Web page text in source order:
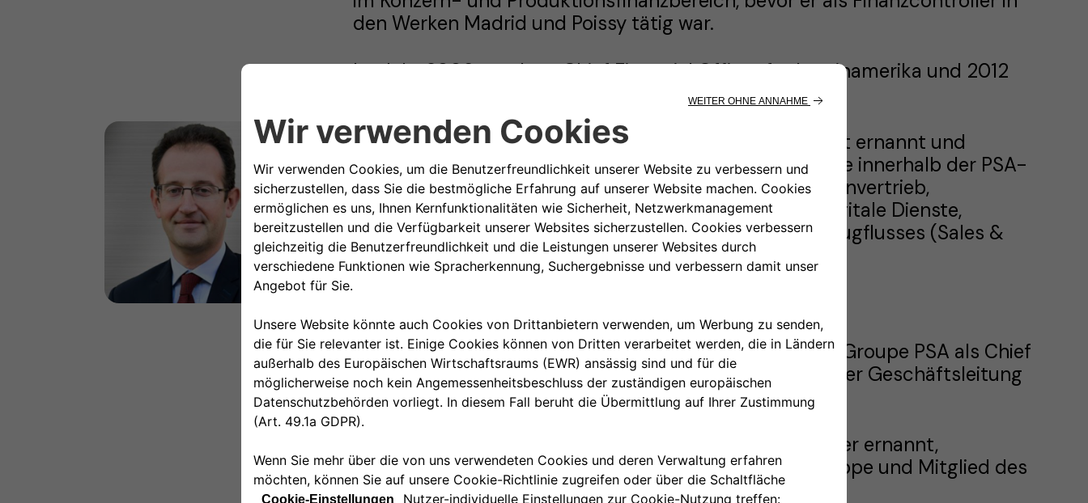
den Werken Madrid und Poissy tätig war.
Im Jahr 2009 wurde er Chief Financial Officer für Lateinamerika und 2012
Controller der Vertriebsabteilung von PSA.
Im Jahr 2013 wurde de Rovira zum Senior Vice President ernannt und
übernahm die Verantwortung für verschiedene Bereiche innerhalb der PSA-
Vertriebsabteilung, darunter B2B- und Gebrauchtwagenvertrieb,
Netzwerkentwicklung und Servicequalität, CRM und digitale Dienste,
Outbound-Logistik sowie das Management des Fahrzeugflusses (Sales &
Operations Planning).
Im Jahr 2017 wechselte er nach der Übernahme durch Groupe PSA als Chief
Financial Officer zu Opel Vauxhall und wurde Mitglied der Geschäftsleitung
von Opel Vauxhall.
Im Jahr 2018 wurde er zum Group Chief Financial Officer ernannt,
gleichzeitig Executive Vice President innerhalb der Gruppe und Mitglied des
Global Executive Committee.